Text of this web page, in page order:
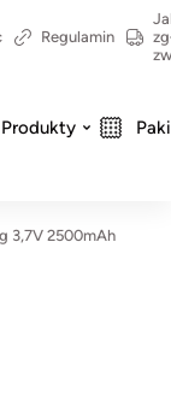
Regulamin
Produkty
3,7V 2500mAh